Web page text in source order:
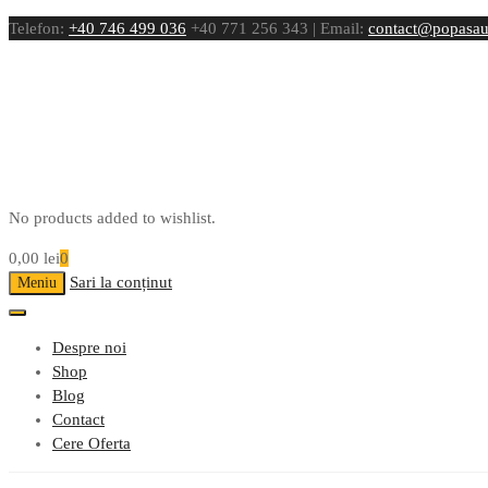
Telefon: +40 746 499 036 +40 771 256 343 | Email:
No products added to wishlist.
0,00 lei0
Meniu Sari la conținut
Despre noi
Shop
Blog
Contact
Cere Oferta